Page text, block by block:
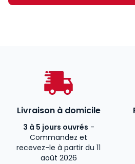
Livraison à domicile
3 à 5 jours ouvrés -
Commandez et
recevez-le à partir du 11
août 2026